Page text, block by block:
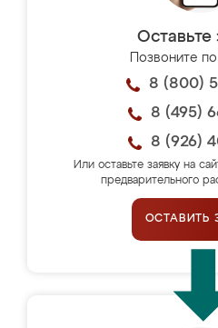
Оставьте
Позвоните
8 (800)
8 (495)
8 (926)
Или оставьте заявку на
предварительного
ОСТАВИТЬ